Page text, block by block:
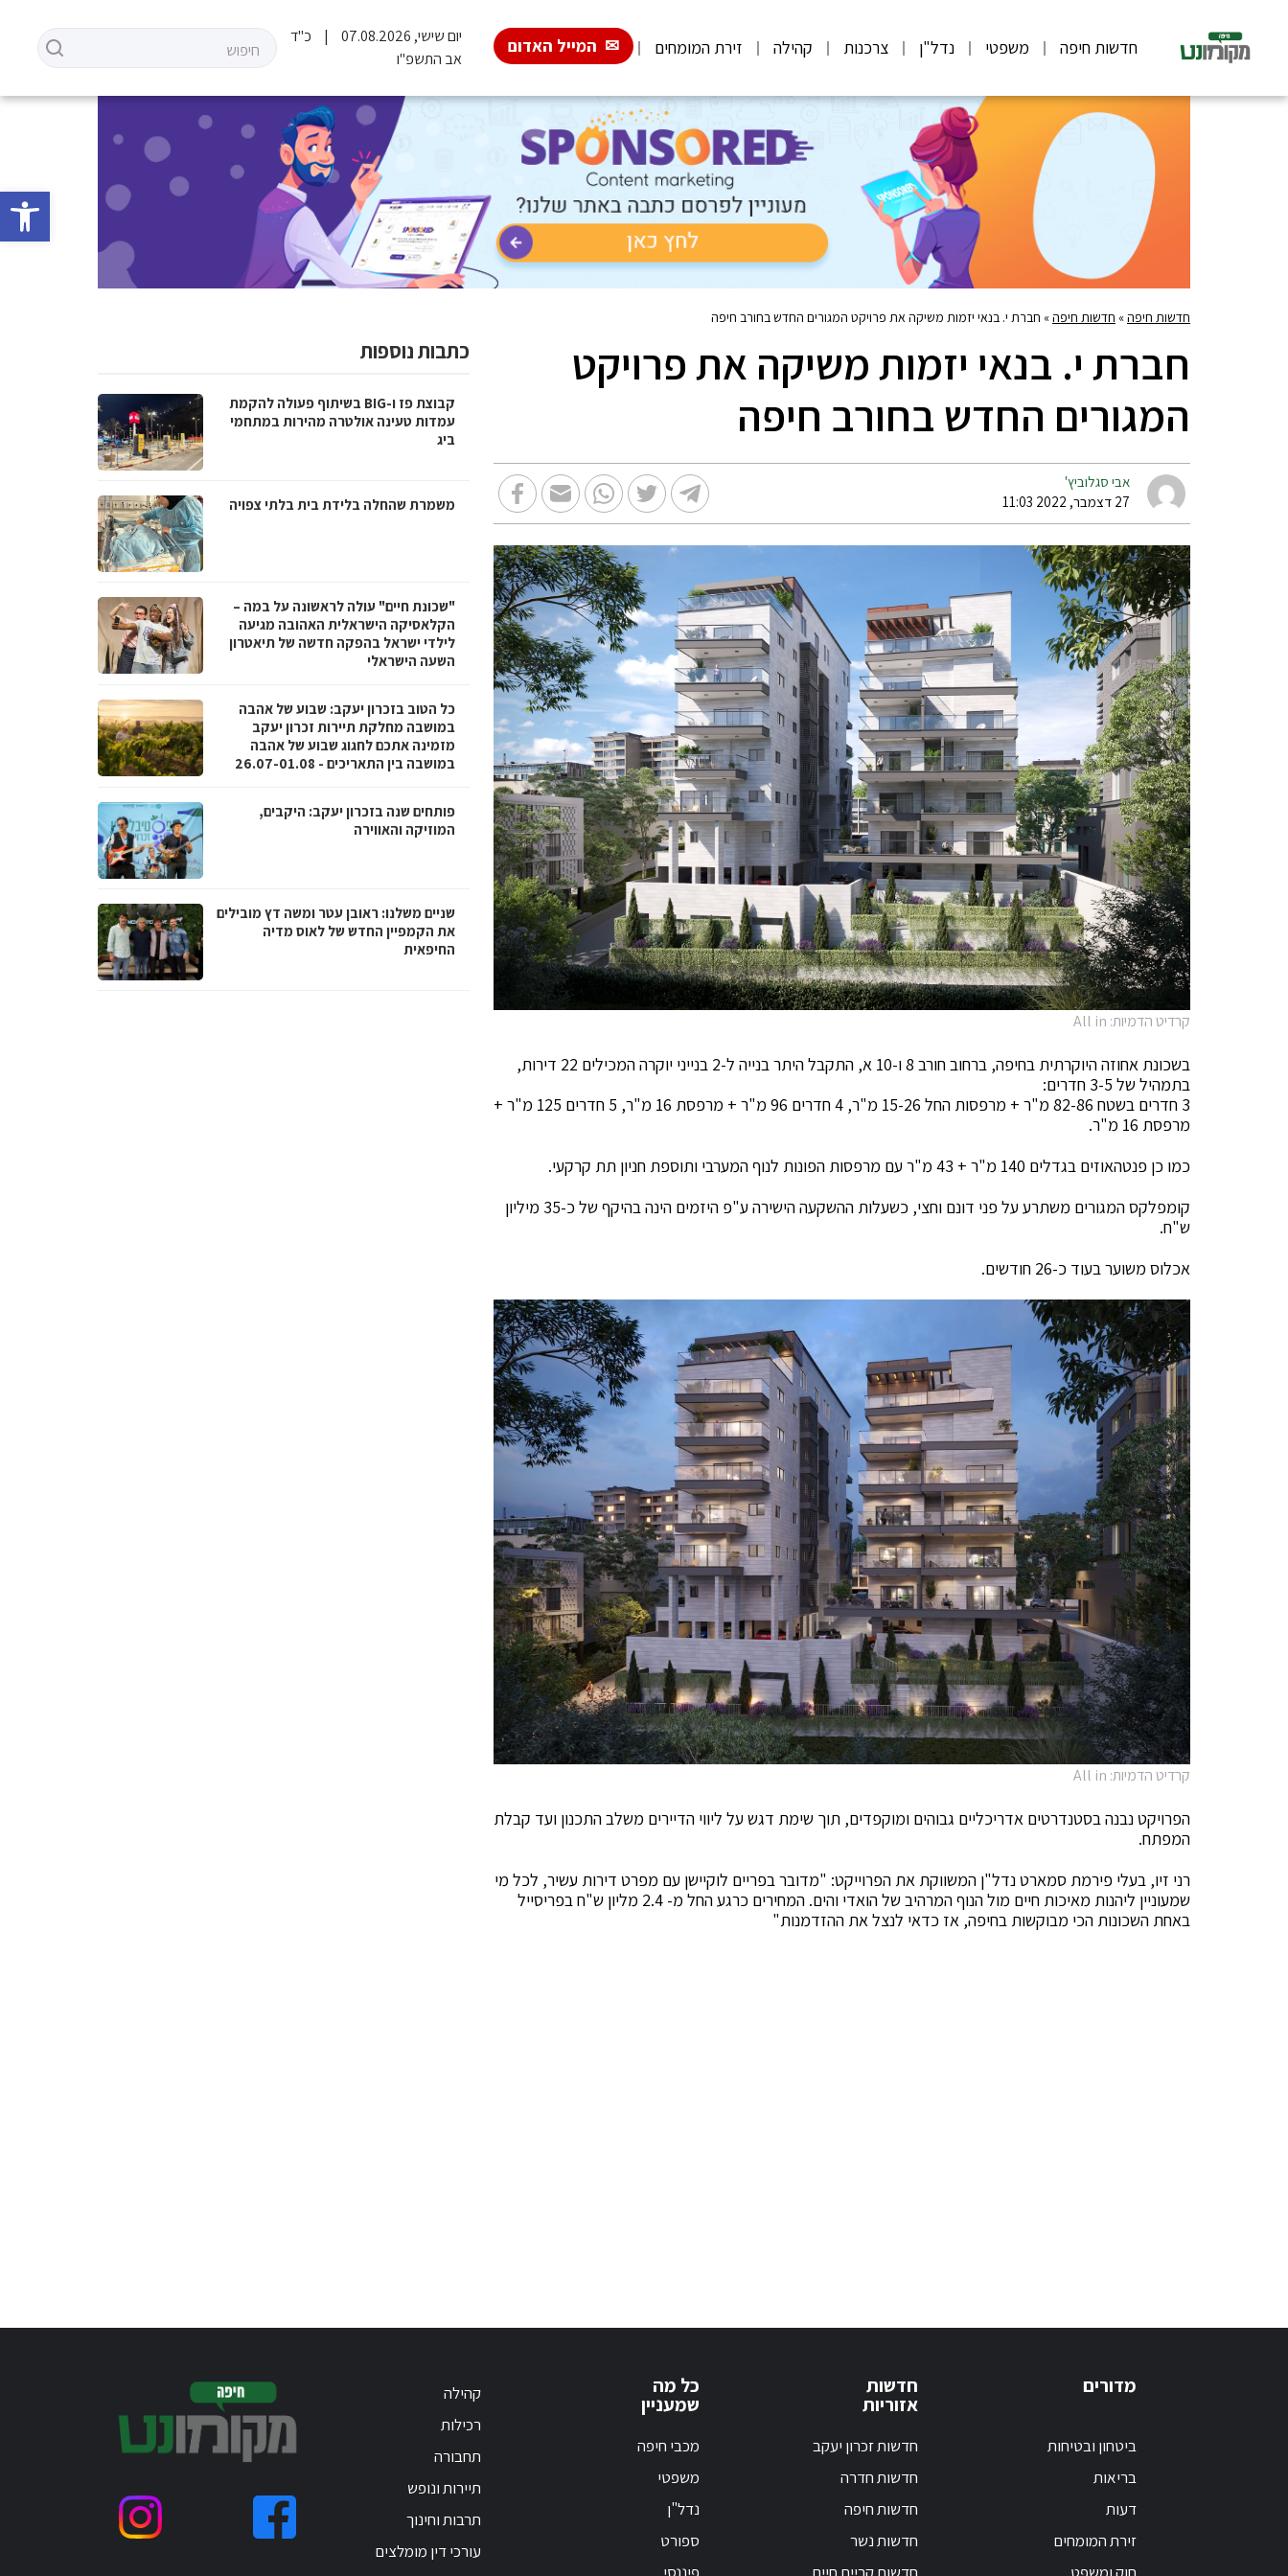
פתח
חדשות חיפה משפטי נדל"ן צרכנות קהילה זירת המומחים המייל האדום יום שישי, 07.08.2026
כ"ד
אב התשפ"ו
חדשות חיפה» חדשות חיפה» חברת י. בנאי יזמות משיקה את פרויקט המגורים החדש בחורב חיפה
חברת י. בנאי יזמות משיקה את פרויקט
המגורים החדש בחורב חיפה
אבי סגלוביץ'
27 דצמבר, 2022 11:03
קרדיט הדמיות: All in
בשכונת אחוזה היוקרתית בחיפה, ברחוב חורב 8 ו-10 א, התקבל היתר בנייה ל-2 בנייני יוקרה המכילים 22 דירות,
בתמהיל של 3-5 חדרים:
3 חדרים בשטח 82-86 מ"ר + מרפסות החל 15-26 מ"ר, 4 חדרים 96 מ"ר + מרפסת 16 מ"ר, 5 חדרים 125 מ"ר +
מרפסת 16 מ"ר.
כמו כן פנטהאוזים בגדלים 140 מ"ר + 43 מ"ר עם מרפסות הפונות לנוף המערבי ותוספת חניון תת קרקעי.
קומפלקס המגורים משתרע על פני דונם וחצי, כשעלות ההשקעה הישירה ע"פ היזמים הינה בהיקף של כ-35 מיליון
ש"ח.
אכלוס משוער בעוד כ-26 חודשים.
קרדיט הדמיות: All in
הפרויקט נבנה בסטנדרטים אדריכליים גבוהים ומוקפדים, תוך שימת דגש על ליווי הדיירים משלב התכנון ועד קבלת
המפתח.
רני זיו, בעלי פירמת סמארט נדל"ן המשווקת את הפרוייקט: "מדובר בפריים לוקיישן עם מפרט דירות עשיר, לכל מי
שמעוניין ליהנות מאיכות חיים מול הנוף המרהיב של הואדי והים. המחירים כרגע החל מ- 2.4 מליון ש"ח בפריסייל
באחת השכונות הכי מבוקשות בחיפה, אז כדאי לנצל את ההזדמנות"
כתבות נוספות
קבוצת פז ו-BIG בשיתוף פעולה להקמת
עמדות טעינה אולטרה מהירות במתחמי
ביג
משמרת שהחלה בלידת בית בלתי צפויה
"שכונת חיים" עולה לראשונה על במה –
הקלאסיקה הישראלית האהובה מגיעה
לילדי ישראל בהפקה חדשה של תיאטרון
השעה הישראלי
כל הטוב בזכרון יעקב: שבוע של אהבה
במושבה מחלקת תיירות זכרון יעקב
מזמינה אתכם לחגוג שבוע של אהבה
במושבה בין התאריכים - 26.07-01.08
פותחים שנה בזכרון יעקב: היקבים,
המוזיקה והאווירה
שניים משלנו: ראובן עטר ומשה דץ מובילים
את הקמפיין החדש של לאוס מדיה
החיפאית
מדורים
ביטחון ובטיחות
בריאות
דעות
זירת המומחים
חדשות
אזוריות
חדשות זכרון יעקב
חדשות חדרה
חדשות חיפה
חדשות נשר
כל מה
שמעניין
מכבי חיפה
משפטי
נדל"ן
ספורט
קהילה
רכילות
תחבורה
תיירות ונופש
תרבות וחינוך
עורכי דין מומלצים